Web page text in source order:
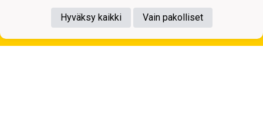
Tietosuojaseloste
Hyväksy kaikki
Vain pakolliset